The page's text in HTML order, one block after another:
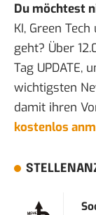
Du möchtest
KI, Green
geht? Über
Tag UPDATE,
wichtigsten
damit ihren
kostenlos